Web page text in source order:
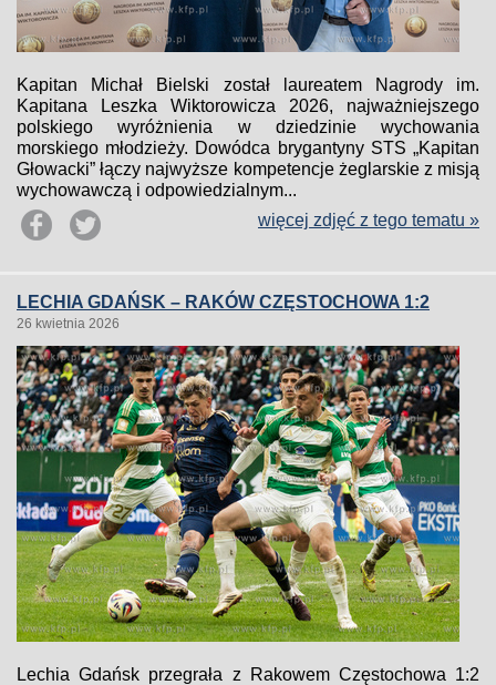
Kapitan Michał Bielski został laureatem Nagrody im.
Kapitana Leszka Wiktorowicza 2026, najważniejszego
polskiego wyróżnienia w dziedzinie wychowania
morskiego młodzieży. Dowódca brygantyny STS „Kapitan
Głowacki” łączy najwyższe kompetencje żeglarskie z misją
wychowawczą i odpowiedzialnym...
więcej zdjęć z tego tematu »
LECHIA GDAŃSK – RAKÓW CZĘSTOCHOWA 1:2
26 kwietnia 2026
Lechia Gdańsk przegrała z Rakowem Częstochowa 1:2